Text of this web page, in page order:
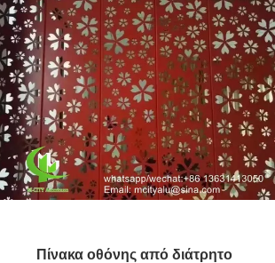
Πίνακα οθόνης από διάτρητο